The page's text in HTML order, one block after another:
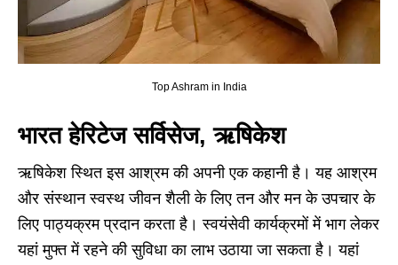
Top Ashram in India
भारत हेरिटेज सर्विसेज, ऋषिकेश
ऋषिकेश स्थित इस आश्रम की अपनी एक कहानी है। यह आश्रम
और संस्थान स्वस्थ जीवन शैली के लिए तन और मन के उपचार के
लिए पाठ्यक्रम प्रदान करता है। स्वयंसेवी कार्यक्रमों में भाग लेकर
यहां मुफ्त में रहने की सुविधा का लाभ उठाया जा सकता है। यहां